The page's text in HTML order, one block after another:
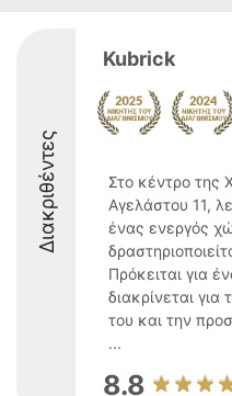
Διακριθέντες
Kubrick
Στο κέντρο της
Αγελάστου 11,
ένας ενεργός
Πρόκειται για
διακρίνεται για
του και την
...
8.8